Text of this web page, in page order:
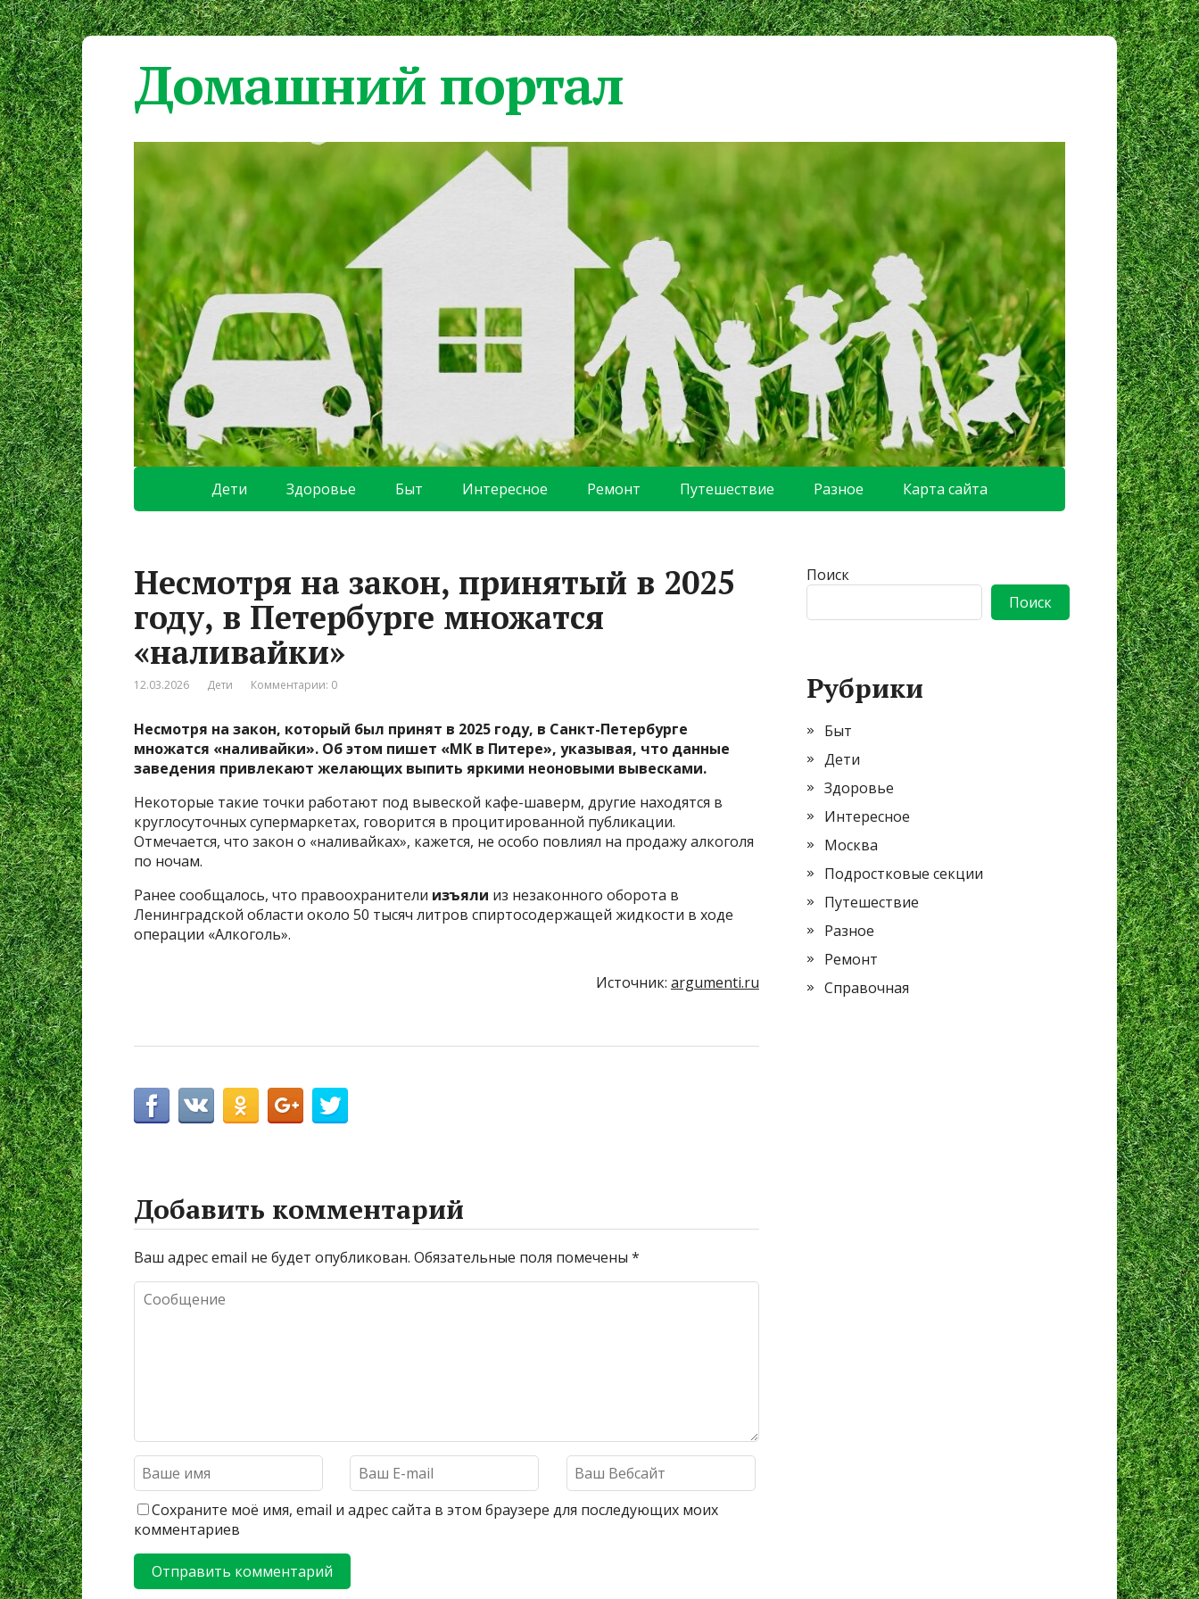
Домашний портал
Дети Здоровье Быт Интересное Ремонт Путешествие Разное Карта сайта
Несмотря на закон, принятый в 2025
году, в Петербурге множатся
«наливайки»
12.03.2026 Дети Комментарии: 0
Несмотря на закон, который был принят в 2025 году, в Санкт-Петербурге
множатся «наливайки». Об этом пишет «МК в Питере», указывая, что данные
заведения привлекают желающих выпить яркими неоновыми вывесками.
Некоторые такие точки работают под вывеской кафе-шаверм, другие находятся в
круглосуточных супермаркетах, говорится в процитированной публикации.
Отмечается, что закон о «наливайках», кажется, не особо повлиял на продажу алкоголя
по ночам.
Ранее сообщалось, что правоохранители изъяли из незаконного оборота в
Ленинградской области около 50 тысяч литров спиртосодержащей жидкости в ходе
операции «Алкоголь».
Источник: argumenti.ru
Добавить комментарий
Ваш адрес email не будет опубликован. Обязательные поля помечены *
Сохраните моё имя, email и адрес сайта в этом браузере для последующих моих
комментариев
Поиск
Поиск
Рубрики
Быт
Дети
Здоровье
Интересное
Москва
Подростковые секции
Путешествие
Разное
Ремонт
Справочная